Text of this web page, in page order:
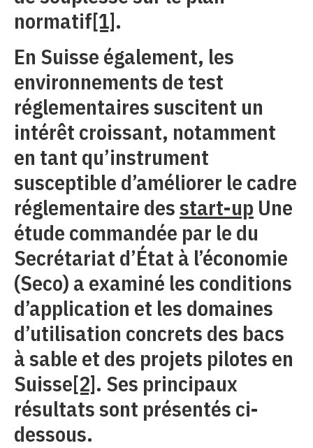
normatif[1].
En Suisse également, les
environnements de test
réglementaires suscitent un
intérêt croissant, notamment
en tant qu’instrument
susceptible d’améliorer le cadre
réglementaire desstart-up Une
étude commandée par le du
Secrétariat d’État à l’économie
(Seco) a examiné les conditions
d’application et les domaines
d’utilisation concrets des bacs
à sable et des projets pilotes en
Suisse[2]. Ses principaux
résultats sont présentés ci-
dessous.